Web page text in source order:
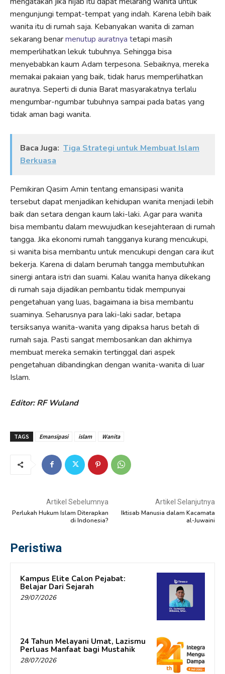
mengunjungi tempat-tempat yang indah. Karena lebih baik
wanita itu di rumah saja. Kebanyakan wanita di zaman
sekarang benarmenutup auratnya tetapi masih
memperlihatkan lekuk tubuhnya. Sehingga bisa
menyebabkan kaum Adam terpesona. Sebaiknya, mereka
memakai pakaian yang baik, tidak harus memperlihatkan
auratnya. Seperti di dunia Barat masyarakatnya terlalu
mengumbar-ngumbar tubuhnya sampai pada batas yang
tidak aman bagi wanita.
Baca Juga: Tiga Strategi untuk Membuat Islam
Berkuasa
Pemikiran Qasim Amin tentang emansipasi wanita
tersebut dapat menjadikan kehidupan wanita menjadi lebih
baik dan setara dengan kaum laki-laki. Agar para wanita
bisa membantu dalam mewujudkan kesejahteraan di rumah
tangga. Jika ekonomi rumah tangganya kurang mencukupi,
si wanita bisa membantu untuk mencukupi dengan cara ikut
bekerja. Karena di dalam berumah tangga membutuhkan
sinergi antara istri dan suami. Kalau wanita hanya dikekang
di rumah saja dijadikan pembantu tidak mempunyai
pengetahuan yang luas, bagaimana ia bisa membantu
suaminya. Seharusnya para laki-laki sadar, betapa
tersiksanya wanita-wanita yang dipaksa harus betah di
rumah saja. Pasti sangat membosankan dan akhirnya
membuat mereka semakin tertinggal dari aspek
pengetahuan dibandingkan dengan wanita-wanita di luar
Islam.
Editor: RF Wuland
TAGS Emansipasi islam Wanita
Artikel Sebelumnya
Perlukah Hukum Islam Diterapkan
di Indonesia?
Artikel Selanjutnya
Iktisab Manusia dalam Kacamata
al-Juwaini
Peristiwa
Kampus Elite Calon Pejabat:
Belajar Dari Sejarah
29/07/2026
24 Tahun Melayani Umat, Lazismu
Perluas Manfaat bagi Mustahik
28/07/2026